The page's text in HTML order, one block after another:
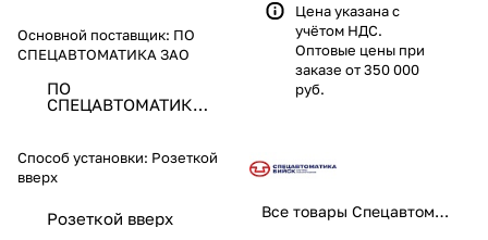
Основной поставщик: ПО
СПЕЦАВТОМАТИКА ЗАО
ПО
СПЕЦАВТОМАТИКА
Способ установки: Розеткой
вверх
Розеткой вверх
Цена указана с
учётом НДС.
Оптовые цены при
заказе от 350 000
руб.
Все товары Спецавтоматика